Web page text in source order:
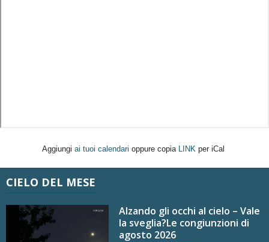
Aggiungi ai tuoi calendari oppure copia LINK per iCal
CIELO DEL MESE
Alzando gli occhi al cielo – Vale
la sveglia?Le congiunzioni di
agosto 2026